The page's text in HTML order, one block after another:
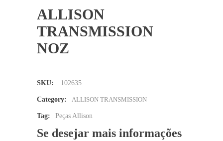
ALLISON
TRANSMISSION
NOZ
SKU: 102635
Category: ALLISON TRANSMISSION
Tag: Peças Allison
Se desejar mais informações